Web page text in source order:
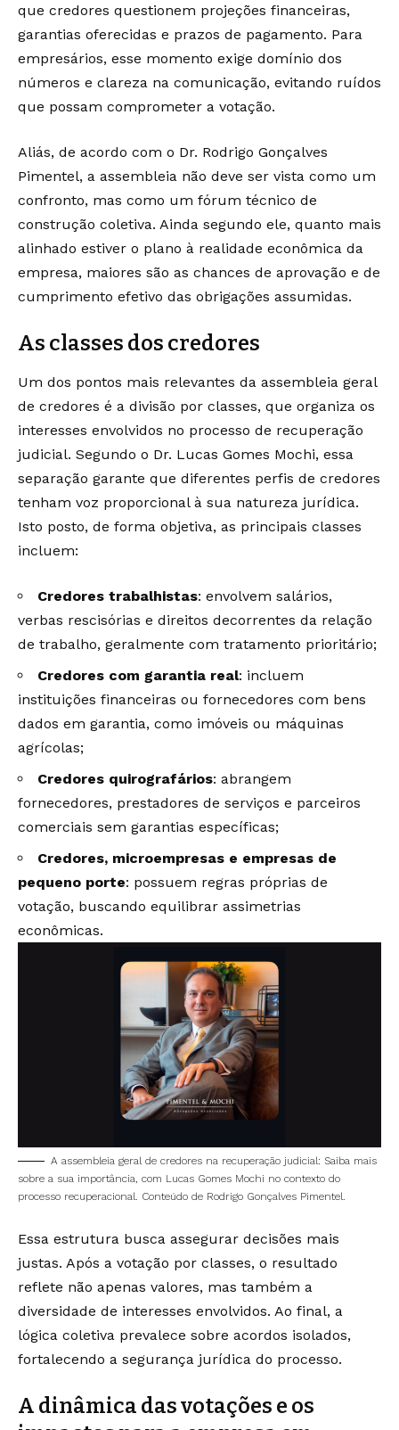
que credores questionem projeções financeiras,
garantias oferecidas e prazos de pagamento. Para
empresários, esse momento exige domínio dos
números e clareza na comunicação, evitando ruídos
que possam comprometer a votação.
Aliás, de acordo com o Dr. Rodrigo Gonçalves
Pimentel, a assembleia não deve ser vista como um
confronto, mas como um fórum técnico de
construção coletiva. Ainda segundo ele, quanto mais
alinhado estiver o plano à realidade econômica da
empresa, maiores são as chances de aprovação e de
cumprimento efetivo das obrigações assumidas.
As classes dos credores
Um dos pontos mais relevantes da assembleia geral
de credores é a divisão por classes, que organiza os
interesses envolvidos no processo de recuperação
judicial. Segundo o Dr. Lucas Gomes Mochi, essa
separação garante que diferentes perfis de credores
tenham voz proporcional à sua natureza jurídica.
Isto posto, de forma objetiva, as principais classes
incluem:
Credores trabalhistas: envolvem salários,
verbas rescisórias e direitos decorrentes da relação
de trabalho, geralmente com tratamento prioritário;
Credores com garantia real: incluem
instituições financeiras ou fornecedores com bens
dados em garantia, como imóveis ou máquinas
agrícolas;
Credores quirografários: abrangem
fornecedores, prestadores de serviços e parceiros
comerciais sem garantias específicas;
Credores, microempresas e empresas de
pequeno porte: possuem regras próprias de
votação, buscando equilibrar assimetrias
econômicas.
A assembleia geral de credores na recuperação judicial: Saiba mais
sobre a sua importância, com Lucas Gomes Mochi no contexto do
processo recuperacional. Conteúdo de Rodrigo Gonçalves Pimentel.
Essa estrutura busca assegurar decisões mais
justas. Após a votação por classes, o resultado
reflete não apenas valores, mas também a
diversidade de interesses envolvidos. Ao final, a
lógica coletiva prevalece sobre acordos isolados,
fortalecendo a segurança jurídica do processo.
A dinâmica das votações e os